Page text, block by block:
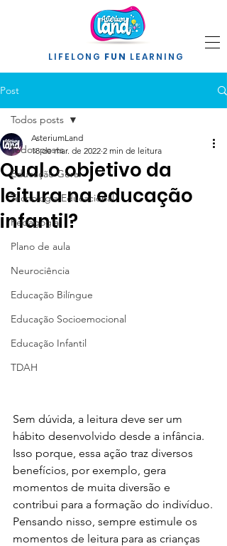
LIFELONG FUN LEARNING
Post
Todos posts
Educação Geral
Tecnologia Educacional
Pedagogia
Plano de aula
Neurociência
Educação Bilíngue
Educação Socioemocional
Educação Infantil
TDAH
Todos posts
Qual o objetivo da
leitura na educação
infantil?
AsteriumLand
18 de mar. de 2022 2 min de leitura
Sem dúvida, a leitura deve ser um
hábito desenvolvido desde a infância.
Isso porque, essa ação traz diversos
benefícios, por exemplo, gera
momentos de muita diversão e
contribui para a formação do indivíduo.
Pensando nisso, sempre estimule os
momentos de leitura para as crianças